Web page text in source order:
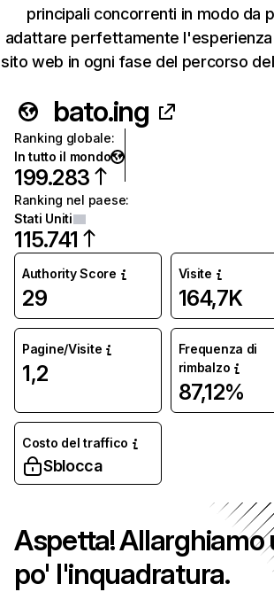
principali concorrenti in modo da
adattare perfettamente
sito web in ogni fase del percorso
bato.ing
Ranking globale:
In tutto il mondo
199.283
Ranking nel paese:
Stati Uniti
115.741
Authority Score
29
Visite
164,7K
Pagine/Visite
1,2
Frequenza di
rimbalzo
87,12%
Costo del traffico
Sblocca
Aspetta! Allarghiamo
po' l'inquadratura.